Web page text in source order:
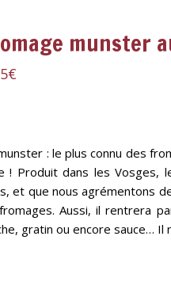
munster
€
: le plus connu des
! Produit dans les Vosges,
et que nous agrémentons
Aussi, il rentrera
gratin ou encore sauce… Il